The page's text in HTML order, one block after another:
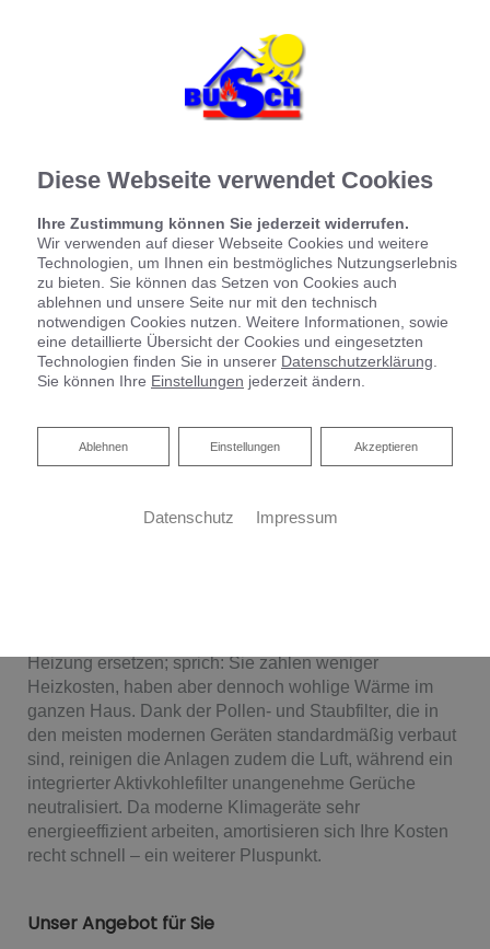
Raumklimatisierung
Ihr Wohlfühlklima, jederzeit
Klimaanlagen in Geschäften und Büros sind inzwischen
Standard, aber im privaten Bereich scheint außerhalb
dank der Energieeffizienz moderner Geräte, niedrig. Wir
Heizung ersetzen; sprich: Sie zahlen weniger
Heizkosten, haben aber dennoch wohlige Wärme im
ganzen Haus. Dank der Pollen- und Staubfilter, die in
den meisten modernen Geräten standardmäßig verbaut
sind, reinigen die Anlagen zudem die Luft, während ein
integrierter Aktivkohlefilter unangenehme Gerüche
neutralisiert. Da moderne Klimageräte sehr
energieeffizient arbeiten, amortisieren sich Ihre Kosten
recht schnell – ein weiterer Pluspunkt.
Unser Angebot für Sie
Diese Webseite verwendet Cookies
Ihre Zustimmung können Sie jederzeit widerrufen.
Wir verwenden auf dieser Webseite Cookies und weitere
Technologien, um Ihnen ein bestmögliches Nutzungserlebnis
zu bieten. Sie können das Setzen von Cookies auch
ablehnen und unsere Seite nur mit den technisch
notwendigen Cookies nutzen. Weitere Informationen, sowie
eine detaillierte Übersicht der Cookies und eingesetzten
Technologien finden Sie in unserer Datenschutzerklärung
Sie können Ihre Einstellungen jederzeit ändern.
Akzeptieren
Einstellungen
Ablehnen
Ablehnen
Datenschutz Impressum